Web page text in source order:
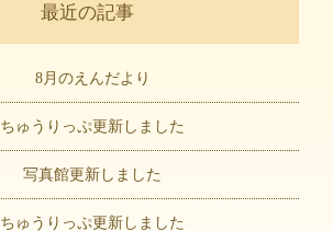
最近の記事
8月のえんだより
ちゅうりっぷ更新しました
写真館更新しました
ちゅうりっぷ更新しました